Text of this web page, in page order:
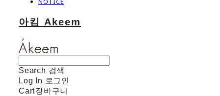
아킴 Akeem
Search 검색
Log In 로그인
Cart장바구니